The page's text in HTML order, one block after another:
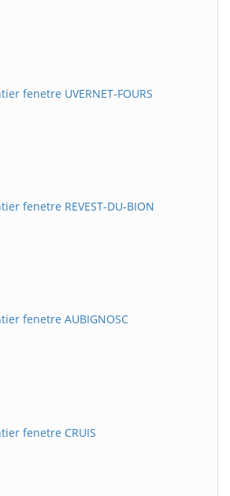
fenetre UVERNET-FOURS
fenetre REVEST-DU-BION
fenetre AUBIGNOSC
fenetre CRUIS